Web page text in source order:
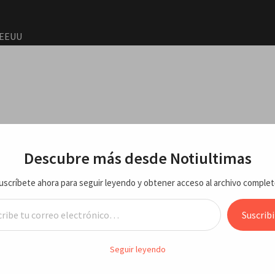
de
una
con
e
y destitución de Trump (impeachment)
Musk pide juicio político y
Descubre más desde Notiultimas
ahora para seguir leyendo y obtener acceso al archivo
electrónico…
Seguir leyendo